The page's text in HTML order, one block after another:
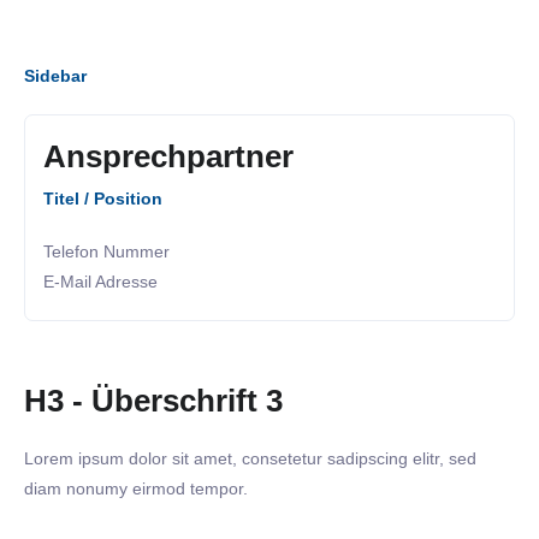
Sidebar
Ansprechpartner
Titel / Position
Telefon Nummer
E-Mail Adresse
H3 - Überschrift 3
Lorem ipsum dolor sit amet, consetetur sadipscing elitr, sed
diam nonumy eirmod tempor.